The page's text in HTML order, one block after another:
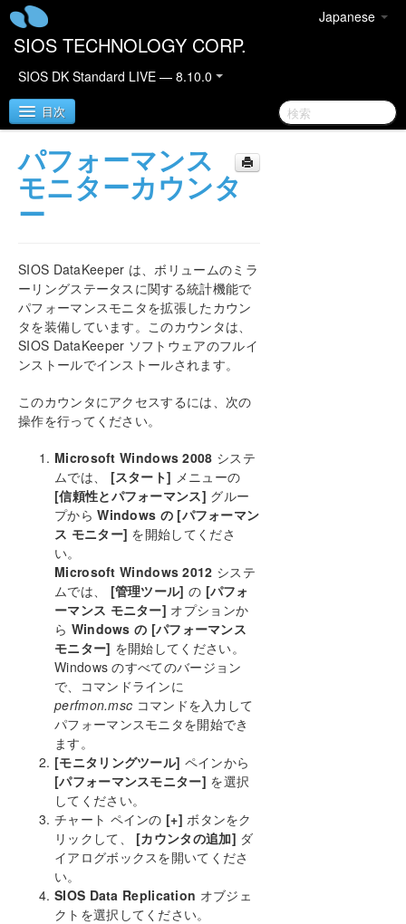
Japanese
SIOS TECHNOLOGY CORP.
SIOS DK Standard LIVE — 8.10.0
目次
SIOS DataKeeper for Windows
ーション
はじめに
ユーザインターフェース
DataKeeper コンポーネント
レプリケーションについて
インテントログの再配置
SIOS DataKeeper の再同期
読み込みおよび書き込み操作
ボリュームの考慮事項
ミラーリングのためのネットワークカードの指
定
設定
DataKeeper の管理
ユーザーガイド
よくある質問
トラブルシューティング
リソースタグ名の制限
スプリットブレインリカバリ
WSFC でミラーを手動で作成する
パフォーマンス
モニターカウンタ
ー
SIOS DataKeeper は、ボリュームのミラ
ーリングステータスに関する統計機能で
パフォーマンスモニタを拡張したカウン
タを装備しています。このカウンタは、
SIOS DataKeeper ソフトウェアのフルイ
ンストールでインストールされます。
このカウンタにアクセスするには、次の
操作を行ってください。
Microsoft Windows 2008 システ
ムでは、 [スタート] メニューの
[信頼性とパフォーマンス] グルー
プからWindows の [パフォーマン
ス モニター] を開始してくださ
い。
Microsoft Windows 2012 システ
ムでは、 [管理ツール] の [パフォ
ーマンス モニター] オプションか
ら Windows の [パフォーマンス
モニター] を開始してください。
Windows のすべてのバージョン
で、コマンドラインに
perfmon.msc コマンドを入力して
パフォーマンスモニタを開始でき
ます。
[モニタリングツール] ペインから
[パフォーマンスモニター] を選択
してください。
チャート ペインの [+] ボタンをク
リックして、 [カウンタの追加] ダ
イアログボックスを開いてくださ
い。
SIOS Data Replication オブジェ
クトを選択してください。